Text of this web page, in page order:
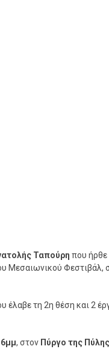
Ταπούρη που ήρθε
Μεσαιωνικού Φεστιβάλ,
έλαβε τη 2η θέση και 2
, στον Πύργο της